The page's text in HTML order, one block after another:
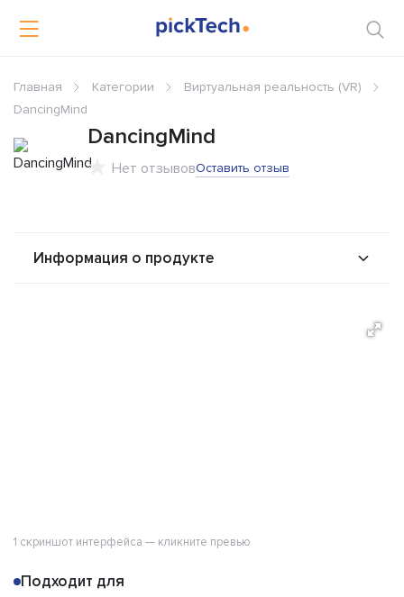
Главная Категории
Виртуальная реальность (VR)
DancingMind
DancingMind
Нет отзывовОставить отзыв
Информация о продукте
1 скриншот интерфейса — кликните превью
Подходит для